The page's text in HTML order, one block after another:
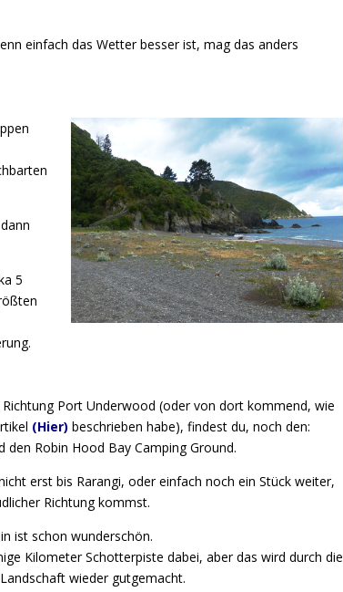
einfach das Wetter besser ist, mag das anders
5
Port Underwood (oder von dort kommend, wie
(Hier) beschrieben habe), findest du, noch den:
den Robin Hood Bay Camping Ground.
erst bis Rarangi, oder einfach noch ein Stück weiter,
Richtung kommst.
ist schon wunderschön.
Kilometer Schotterpiste dabei, aber das wird durch die
wieder gutgemacht.